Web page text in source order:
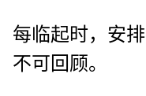
每临起时，安
不可回顾。